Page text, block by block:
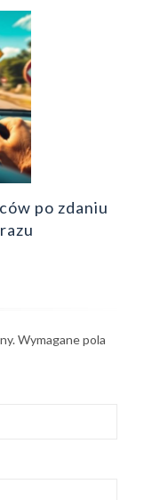
po zdaniu
Wymagane pola